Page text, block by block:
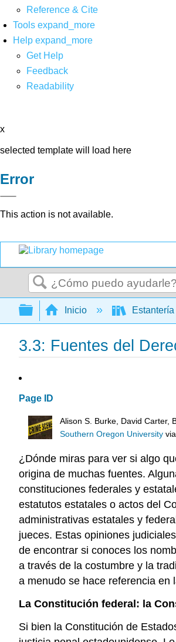
Reference & Cite
Tools expand_more
Help expand_more
Get Help
Feedback
Readability
x
selected template will load here
Error
This action is not available.
Buscar
Expandir/contraer
Inicio Estantería
3.3: Fuentes del
Page ID
Alison S. Burke, David Carter,
Southern Oregon University
¿Dónde miras para ver si algo
origina de muchas fuentes.
constituciones federales y
estatutos estatales o actos del
administrativas estatales y
jueces. Estas opiniones
de encontrar si conoces los
a través de la costumbre y la
a menudo se hace referencia en
La Constitución federal: la
Si bien la Constitución de